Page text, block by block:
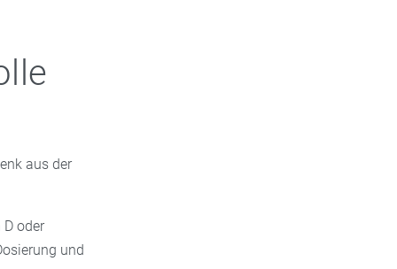
aus der
oder
und